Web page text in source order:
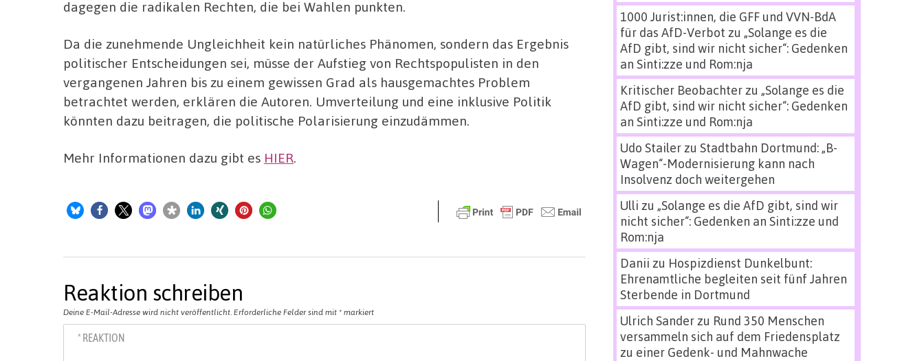
dagegen die radikalen Rechten, die bei Wahlen punkten.
Da die zunehmende Ungleichheit kein natürliches Phänomen, sondern das Ergebnis
politischer Entscheidungen sei, müsse der Aufstieg von Rechtspopulisten in den
vergangenen Jahren bis zu einem gewissen Grad als hausgemachtes Problem
betrachtet werden, erklären die Autoren. Umverteilung und eine inklusive Politik
könnten dazu beitragen, die politische Polarisierung einzudämmen.
Mehr Informationen dazu gibt es HIER.
Reaktion schreiben
Deine E-Mail-Adresse wird nicht veröffentlicht. Erforderliche Felder sind mit * markiert
1000 Jurist:innen, die GFF und VVN-BdA
für das AfD-Verbot zu „Solange es die
AfD gibt, sind wir nicht sicher“: Gedenken
an Sinti:zze und Rom:nja
Kritischer Beobachterzu „Solange es die
AfD gibt, sind wir nicht sicher“: Gedenken
an Sinti:zze und Rom:nja
Udo Stailerzu Stadtbahn Dortmund: „B-
Wagen“-Modernisierung kann nach
Insolvenz doch weitergehen
Ulli zu „Solange es die AfD gibt, sind wir
nicht sicher“: Gedenken an Sinti:zze und
Rom:nja
Danii zu Hospizdienst Dunkelbunt:
Ehrenamtliche begleiten seit fünf Jahren
Sterbende in Dortmund
Ulrich Sanderzu Rund 350 Menschen
versammeln sich auf dem Friedensplatz
zu einer Gedenk- und Mahnwache